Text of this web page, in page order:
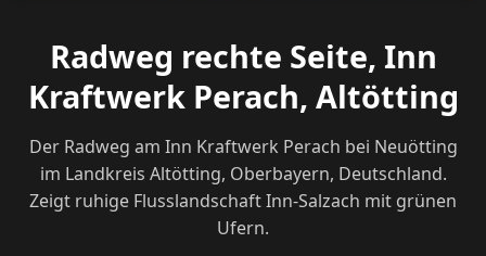
Radweg rechte Seite, Inn
Kraftwerk Perach, Altötting
Der Radweg am Inn Kraftwerk Perach bei Neuötting
im Landkreis Altötting, Oberbayern, Deutschland.
Zeigt ruhige Flusslandschaft Inn-Salzach mit grünen
Ufern.